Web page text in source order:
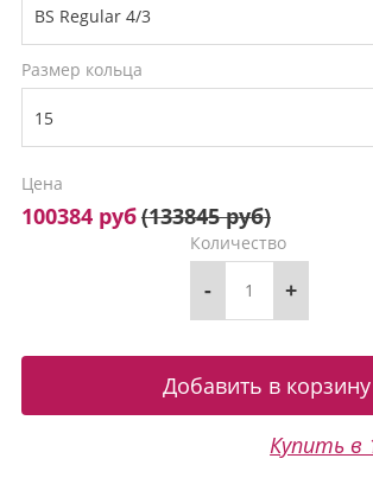
Размер кольца
Цена
100384 руб(133845 руб)
Количество
- +
Купить в